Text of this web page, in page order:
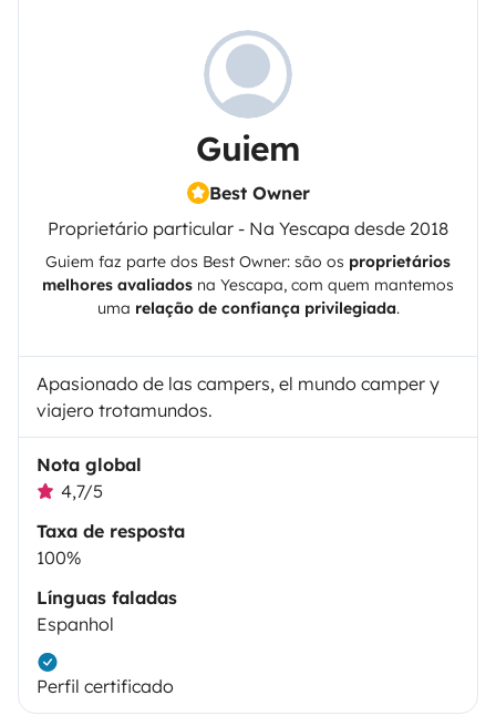
Guiem
Best Owner
Proprietário particular - Na Yescapa desde 2018
Guiem faz parte dos Best Owner: são os proprietários
melhores avaliados na Yescapa, com quem mantemos
uma relação de confiança privilegiada.
Apasionado de las campers, el mundo camper y
viajero trotamundos.
Nota global
4,7/5
Taxa de resposta
100%
Línguas faladas
Espanhol
Perfil certificado